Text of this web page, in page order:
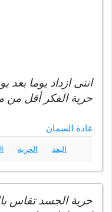
اننى ازداد يوما بعد
حرية الفكر أقل من
غادة السمان
البعد الحرية
حرية الجسد تقاس